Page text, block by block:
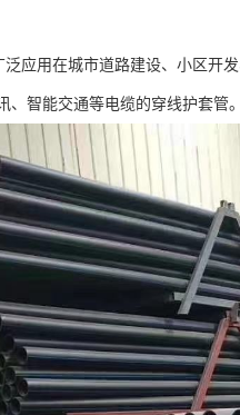
泛应用在城市道路建设、小区开
、智能交通等电缆的穿线护套管。